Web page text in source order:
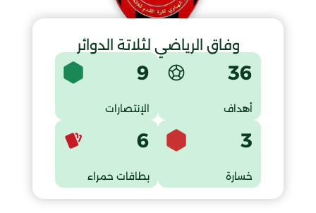
وفاق الرياضي لثلاتة الدوائر
36
أهداف
9
الإنتصارات
3
خسارة
6
بطاقات حمراء